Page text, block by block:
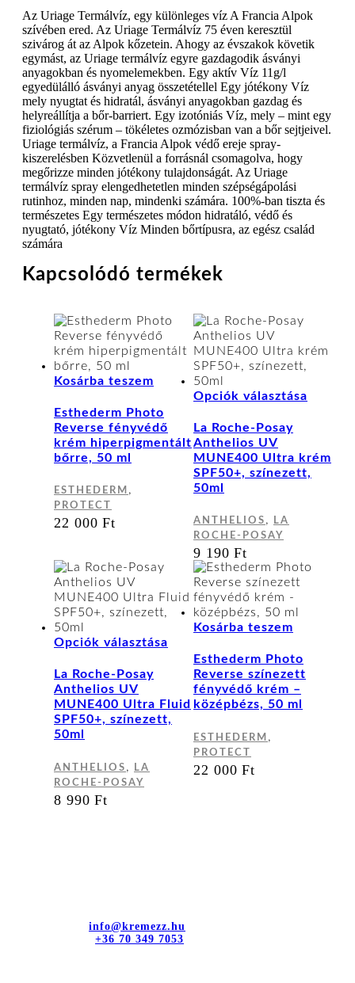
Az Uriage Termálvíz, egy különleges víz A Francia Alpok
szívében ered. Az Uriage Termálvíz 75 éven keresztül
szivárog át az Alpok kőzetein. Ahogy az évszakok követik
egymást, az Uriage termálvíz egyre gazdagodik ásványi
anyagokban és nyomelemekben. Egy aktív Víz 11g/l
egyedülálló ásványi anyag összetétellel Egy jótékony Víz
mely nyugtat és hidratál, ásványi anyagokban gazdag és
helyreállítja a bőr-barriert. Egy izotóniás Víz, mely – mint egy
fiziológiás szérum – tökéletes ozmózisban van a bőr sejtjeivel.
Uriage termálvíz, a Francia Alpok védő ereje spray-
kiszerelésben Közvetlenül a forrásnál csomagolva, hogy
megőrizze minden jótékony tulajdonságát. Az Uriage
termálvíz spray elengedhetetlen minden szépségápolási
rutinhoz, minden nap, mindenki számára. 100%-ban tiszta és
természetes Egy természetes módon hidratáló, védő és
nyugtató, jótékony Víz Minden bőrtípusra, az egész család
számára
Kapcsolódó termékek
Kosárba teszem
Esthederm Photo
Reverse fényvédő
krém hiperpigmentált
bőrre, 50 ml
ESTHEDERM ,
PROTECT
22 000Ft
Opciók választása
La Roche-Posay
Anthelios UV
MUNE400 Ultra krém
SPF50+, színezett,
50ml
ANTHELIOS ,
LA
ROCHE-POSAY
9 190Ft
Opciók választása
terméknek
több
variációja
változatok
termékoldalon
La Roche-Posay
Anthelios UV
MUNE400 Ultra Fluid
SPF50+, színezett,
50ml
ANTHELIOS ,
LA
ROCHE-POSAY
8 990Ft
Kosárba teszem
Esthederm Photo
Reverse színezett
fényvédő krém –
középbézs, 50 ml
ESTHEDERM ,
PROTECT
22 000Ft
info@kremezz.hu
+36 70 349 7053